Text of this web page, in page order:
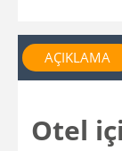
AÇIKLAMA
Otel